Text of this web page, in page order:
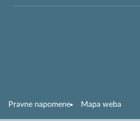
Pravne napomene Mapa weba